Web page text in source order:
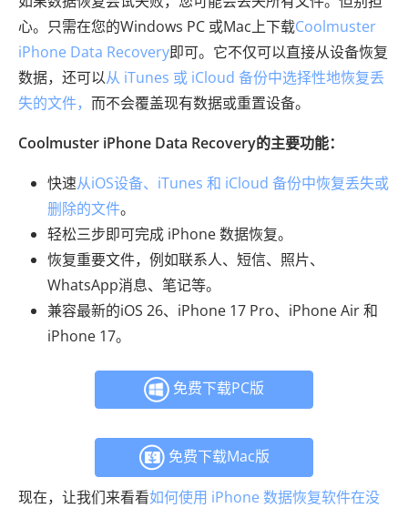
心。只需在您的Windows PC 或Mac上下载Coolmuster
iPhone Data Recovery即可。它不仅可以直接从设备恢复
数据，还可以从 iTunes 或 iCloud 备份中选择性地恢复丢
失的文件， 而不会覆盖现有数据或重置设备。
Coolmuster iPhone Data Recovery的主要功能：
快速从iOS设备、iTunes 和 iCloud 备份中恢复丢失或
删除的文件。
轻松三步即可完成 iPhone 数据恢复。
恢复重要文件，例如联系人、短信、照片、
WhatsApp消息、笔记等。
兼容最新的iOS 26、iPhone 17 Pro、iPhone Air 和
iPhone 17。
免费下载PC版
免费下载Mac版
现在，让我们来看看如何使用 iPhone 数据恢复软件在没